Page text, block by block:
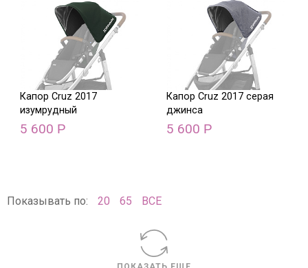
Капор Cruz 2017
изумрудный
5 600 Р
Капор Cruz 2017 серая
джинса
5 600 Р
Показывать по: 20 65 ВСЕ